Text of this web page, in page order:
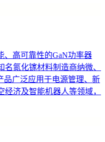
、高可靠性的GaN功率器
氮化镓材料制造商纳微、
品广泛应用于电源管理、新
济及智能机器人等领域，